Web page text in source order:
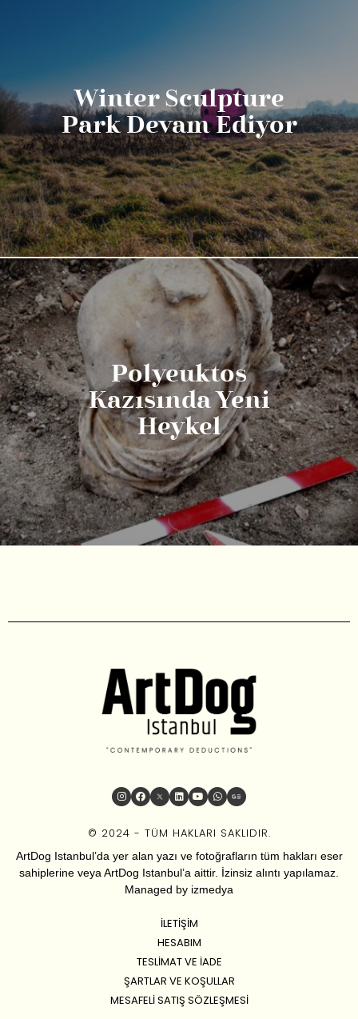
Winter Sculpture
Park Devam Ediyor
Polyeuktos
Kazısında Yeni
Heykel
© 2024 - TÜM HAKLARI SAKLIDIR.
ArtDog Istanbul’da yer alan yazı ve fotoğrafların tüm hakları eser
sahiplerine veya ArtDog Istanbul’a aittir. İzinsiz alıntı yapılamaz.
Managed by izmedya
İLETIŞIM
HESABIM
TESLIMAT VE İADE
ŞARTLAR VE KOŞULLAR
MESAFELI SATIŞ SÖZLEŞMESI